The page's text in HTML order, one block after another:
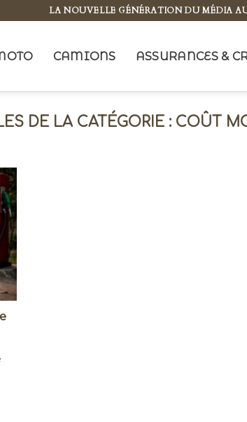
LA NOUVELLE GÉNÉRATION DU MÉDIA
CAMIONS ASSURANCES &
COÛT